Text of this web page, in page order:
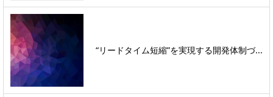
“リードタイム短縮”を実現する開発体制づ...